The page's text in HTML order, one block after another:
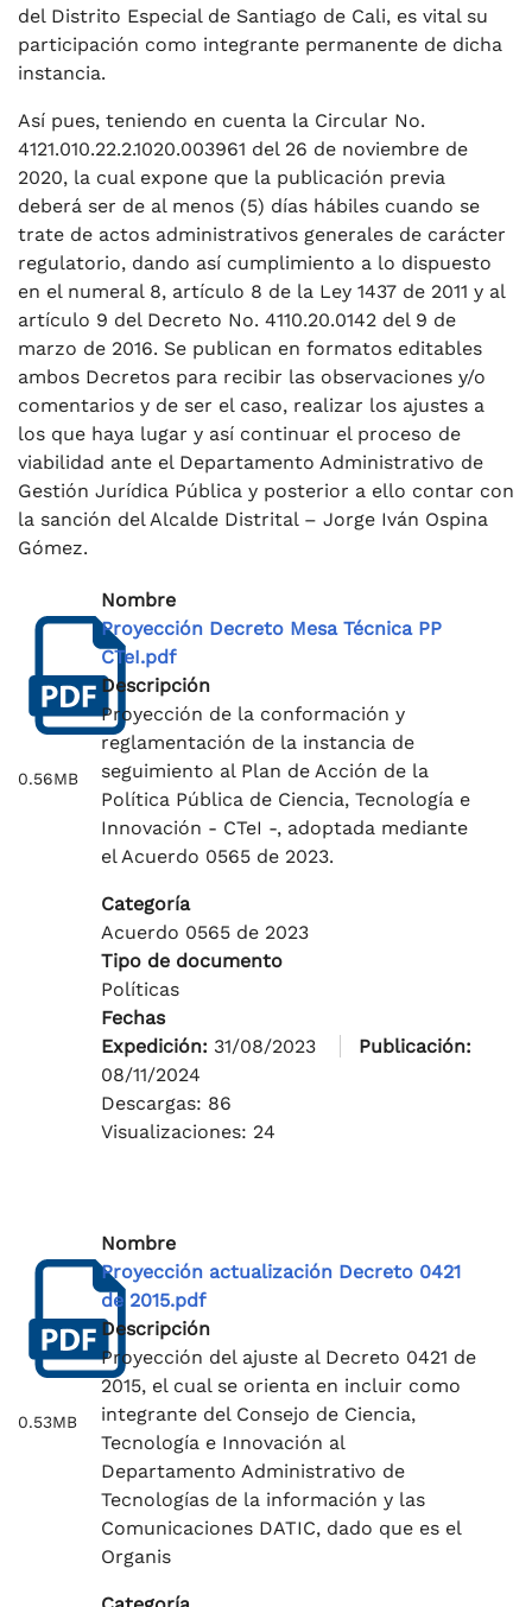
del Distrito Especial de Santiago de Cali, es vital su
participación como integrante permanente de dicha
instancia.
Así pues, teniendo en cuenta la Circular No.
4121.010.22.2.1020.003961 del 26 de noviembre de
2020, la cual expone que la publicación previa
deberá ser de al menos (5) días hábiles cuando se
trate de actos administrativos generales de carácter
regulatorio, dando así cumplimiento a lo dispuesto
en el numeral 8, artículo 8 de la Ley 1437 de 2011 y al
artículo 9 del Decreto No. 4110.20.0142 del 9 de
marzo de 2016. Se publican en formatos editables
ambos Decretos para recibir las observaciones y/o
comentarios y de ser el caso, realizar los ajustes a
los que haya lugar y así continuar el proceso de
viabilidad ante el Departamento Administrativo de
Gestión Jurídica Pública y posterior a ello contar con
la sanción del Alcalde Distrital – Jorge Iván Ospina
Gómez.
0.56MB
Nombre
Proyección Decreto Mesa Técnica PP
CTeI.pdf
Descripción
Proyección de la conformación y
reglamentación de la instancia de
seguimiento al Plan de Acción de la
Política Pública de Ciencia, Tecnología e
Innovación - CTeI -, adoptada mediante
el Acuerdo 0565 de 2023.
Categoría
Acuerdo 0565 de 2023
Tipo de documento
Políticas
Fechas
Expedición: 31/08/2023
Publicación:
08/11/2024
Descargas: 86
Visualizaciones: 24
0.53MB
Nombre
Proyección actualización Decreto 0421
de 2015.pdf
Descripción
Proyección del ajuste al Decreto 0421 de
2015, el cual se orienta en incluir como
integrante del Consejo de Ciencia,
Tecnología e Innovación al
Departamento Administrativo de
Tecnologías de la información y las
Comunicaciones DATIC, dado que es el
Organis